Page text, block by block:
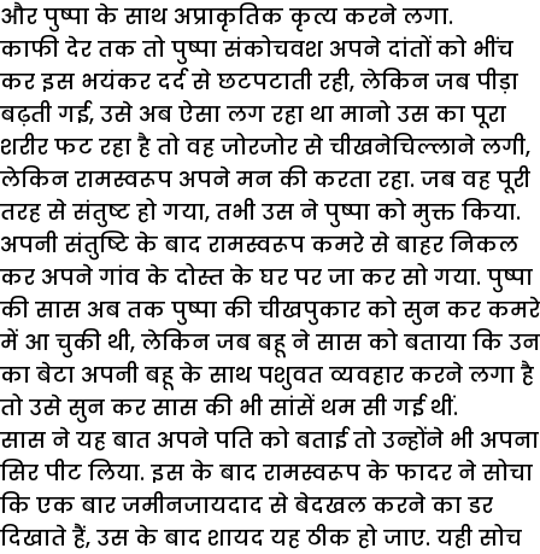
और पुष्पा के साथ अप्राकृतिक कृत्य करने लगा.
काफी देर तक तो पुष्पा संकोचवश अपने दांतों को भींच
कर इस भयंकर दर्द से छटपटाती रही, लेकिन जब पीड़ा
बढ़ती गई, उसे अब ऐसा लग रहा था मानो उस का पूरा
शरीर फट रहा है तो वह जोरजोर से चीखनेचिल्लाने लगी,
लेकिन रामस्वरूप अपने मन की करता रहा. जब वह पूरी
तरह से संतुष्ट हो गया, तभी उस ने पुष्पा को मुक्त किया.
अपनी संतुष्टि के बाद रामस्वरूप कमरे से बाहर निकल
कर अपने गांव के दोस्त के घर पर जा कर सो गया. पुष्पा
की सास अब तक पुष्पा की चीखपुकार को सुन कर कमरे
में आ चुकी थी, लेकिन जब बहू ने सास को बताया कि उन
का बेटा अपनी बहू के साथ पशुवत व्यवहार करने लगा है
तो उसे सुन कर सास की भी सांसें थम सी गई थीं.
सास ने यह बात अपने पति को बताई तो उन्होंने भी अपना
सिर पीट लिया. इस के बाद रामस्वरूप के फादर ने सोचा
कि एक बार जमीनजायदाद से बेदखल करने का डर
दिखाते हैं, उस के बाद शायद यह ठीक हो जाए. यही सोच